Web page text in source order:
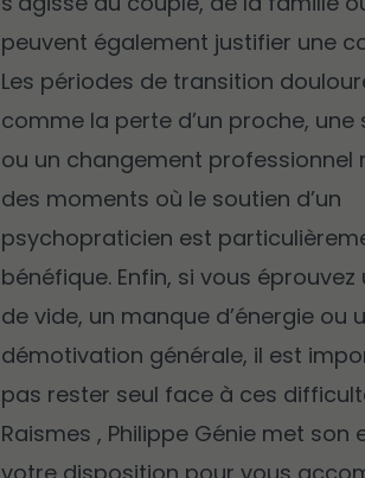
peuvent également justifier une
Les périodes de transition
comme la perte d’un proche,
ou un changement professionnel
des moments où le soutien d’un
psychopraticien est
bénéfique. Enfin, si vous
de vide, un manque d’énergie ou
démotivation générale, il est
pas rester seul face à ces
Raismes , Philippe Génie met son